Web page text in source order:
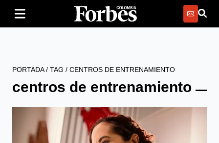
PORTADA/ TAG / CENTROS DE ENTRENAMIENTO
centros de entrenamiento